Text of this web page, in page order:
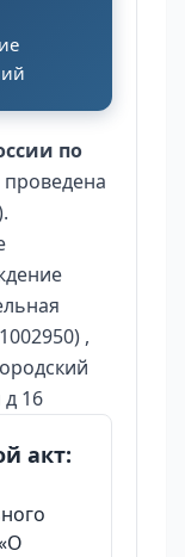
по
проведена
,
16
акт: